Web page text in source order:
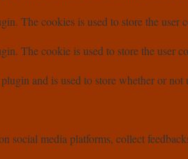
The cookies is used to store the user
The cookie is used to store the user
and is used to store whether or not
media platforms, collect